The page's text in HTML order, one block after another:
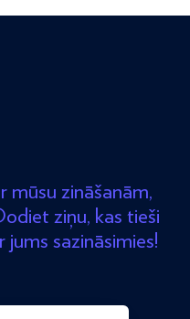
mūsu zināšanām,
ziņu, kas tieši
jums sazināsimies!